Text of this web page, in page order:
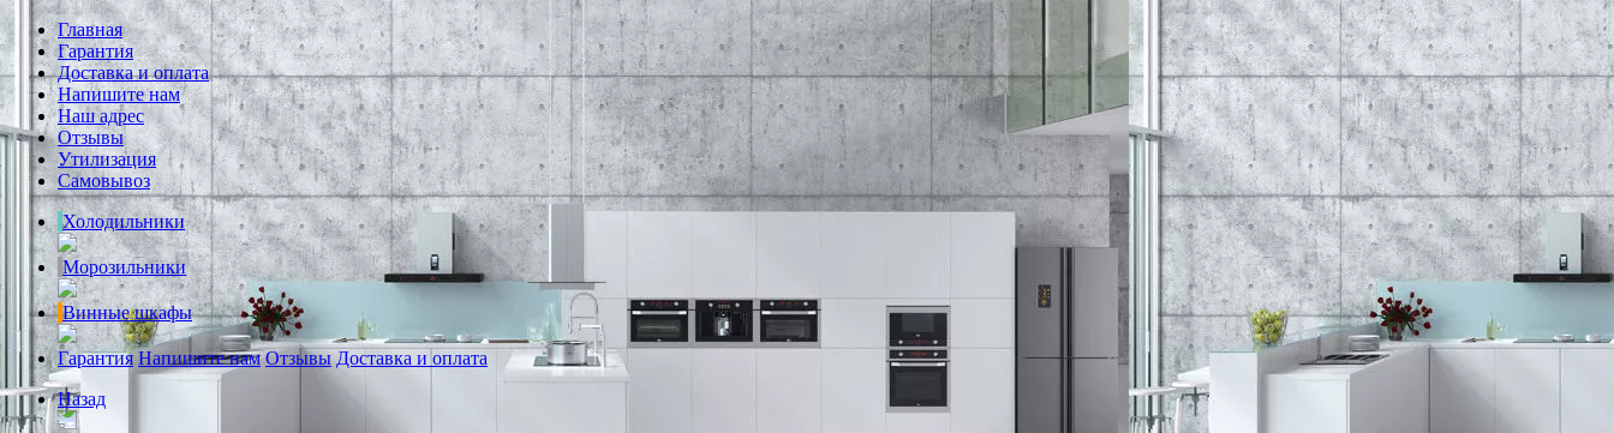
Главная
Гарантия
Доставка и оплата
Напишите нам
Наш адрес
Отзывы
Утилизация
Самовывоз
Холодильники
Морозильники
Винные шкафы
Гарантия Напишите нам Отзывы Доставка и оплата
Назад